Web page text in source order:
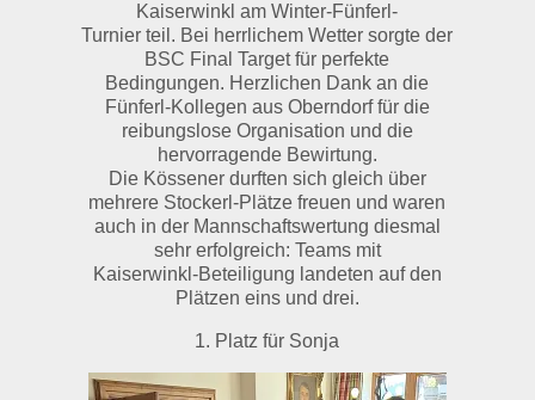
Kaiserwinkl am Winter-Fünferl-
Turnier teil. Bei herrlichem Wetter sorgte der
BSC Final Target für perfekte
Bedingungen. Herzlichen Dank an die
Fünferl-Kollegen aus Oberndorf für die
reibungslose Organisation und die
hervorragende Bewirtung.
Die Kössener durften sich gleich über
mehrere Stockerl-Plätze freuen und waren
auch in der Mannschaftswertung diesmal
sehr erfolgreich: Teams mit
Kaiserwinkl-Beteiligung landeten auf den
Plätzen eins und drei.
1. Platz für Sonja